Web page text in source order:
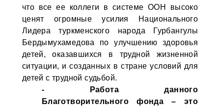
что все ее коллеги в системе ООН высоко
ценят огромные усилия Национального
Лидера туркменского народа Гурбангулы
Бердымухамедова по улучшению здоровья
детей, оказавшихся в трудной жизненной
ситуации, и созданных в стране условий для
детей с трудной судьбой.
- Работа данного
Благотворительного фонда – это